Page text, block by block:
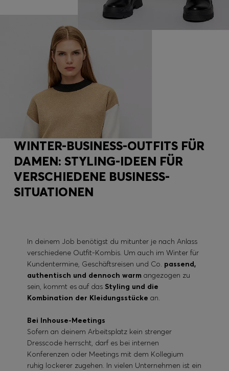
WINTER-BUSINESS-OUTFITS FÜR
DAMEN: STYLING-IDEEN FÜR
VERSCHIEDENE BUSINESS-
SITUATIONEN
In deinem Job benötigst du mitunter je nach Anlass
verschiedene Outfit-Kombis. Um auch im Winter für
Kundentermine, Geschäftsreisen und Co. passend,
authentisch und dennoch warm angezogen zu
sein, kommt es auf das Styling und die
Kombination der Kleidungsstücke an.
Bei Inhouse-Meetings
Sofern an deinem Arbeitsplatz kein strenger
Dresscode herrscht, darf es bei internen
Konferenzen oder Meetings mit dem Kollegium
ruhig lockerer zugehen. In vielen Unternehmen ist ein